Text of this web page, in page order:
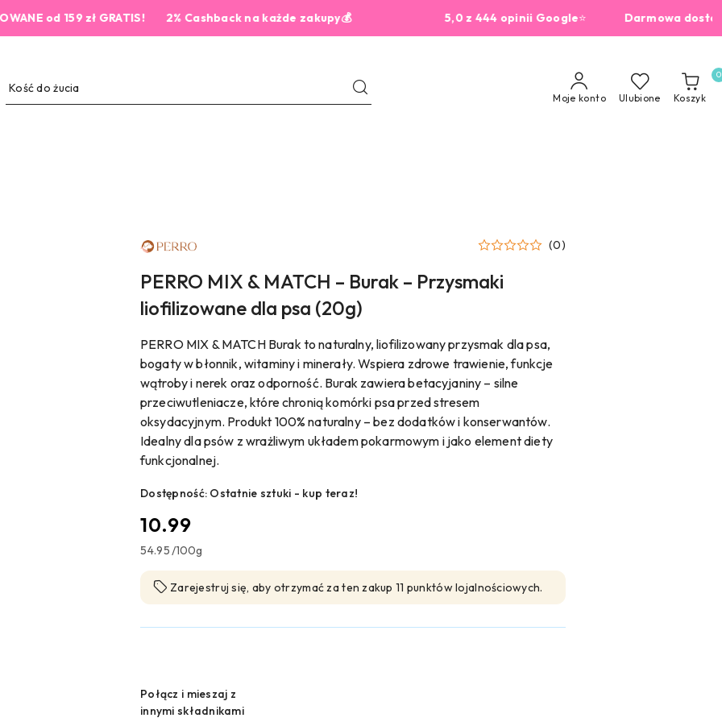
od 159 zł GRATIS! 2% Cashback na każde zakupy💰 5,0 z 444 opinii Google⭐ Darmowa dostawa od
Moje konto Ulubione Koszyk
0
NAZWA
PRODUCENTA: (0)
PERRO MIX & MATCH – Burak – Przysmaki
liofilizowane dla psa (20g)
PERRO MIX & MATCH Burak to naturalny, liofilizowany przysmak dla psa,
bogaty w błonnik, witaminy i minerały. Wspiera zdrowe trawienie, funkcje
wątroby i nerek oraz odporność. Burak zawiera betacyjaniny – silne
przeciwutleniacze, które chronią komórki psa przed stresem
oksydacyjnym. Produkt 100% naturalny – bez dodatków i konserwantów.
Idealny dla psów z wrażliwym układem pokarmowym i jako element diety
funkcjonalnej.
Dostępność: Ostatnie sztuki - kup teraz!
cena:
10.99
54.95/100g
Zarejestruj się, aby otrzymać za ten zakup 11 punktów lojalnościowych.
Wariant
Połącz i mieszaj z
innymi składnikami